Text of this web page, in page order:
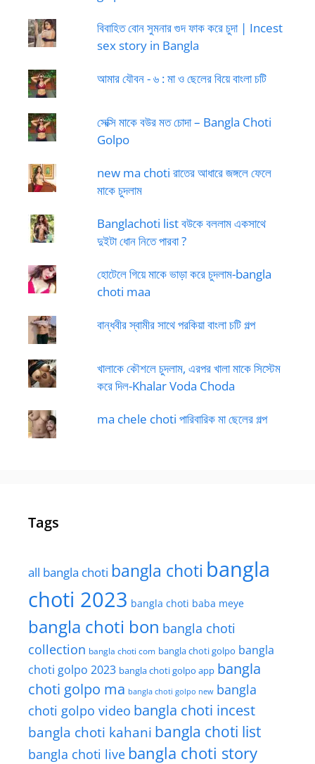
বিবাহিত বোন সুমনার গুদ ফাক করে চুদা | Incest
sex story in Bangla
আমার যৌবন - ৬ : মা ও ছেলের বিয়ে বাংলা চটি
সেক্সি মাকে বউর মত চোদা – Bangla Choti
Golpo
new ma choti রাতের আধারে জঙ্গলে ফেলে
মাকে চুদলাম
Banglachoti list বউকে বললাম একসাথে
দুইটা ধোন নিতে পারবা ?
হোটেলে গিয়ে মাকে ভাড়া করে চুদলাম-bangla
choti maa
বান্ধবীর স্বামীর সাথে পরকিয়া বাংলা চটি গল্প
খালাকে কৌশলে চুদলাম, এরপর খালা মাকে সিস্টেম
করে দিল-Khalar Voda Choda
ma chele choti পারিবারিক মা ছেলের গল্প
Tags
all bangla choti bangla choti bangla
choti 2023 bangla choti baba meye
bangla choti bon bangla choti
collection bangla choti com bangla choti golpo bangla
choti golpo 2023 bangla choti golpo app bangla
choti golpo ma bangla choti golpo new bangla
choti golpo video bangla choti incest
bangla choti kahani bangla choti list
bangla choti live bangla choti story